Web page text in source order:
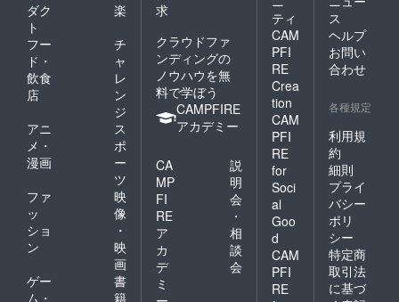
ダク
ト
楽
フー
ド・
飲食
店
チ
ャ
レ
ン
ジ
アニ
メ・
漫画
ス
ポ
ー
ツ
ファ
ッ
ショ
ン
映
像
・
映
画
ゲー
ム・
書
籍
求
クラウドファ
ンディングの
ノウハウを無
料で学ぼう
CAMPFIRE
アカデミー
CA
MP
FI
RE
ア
カ
デ
ミ
説
明
会
・
相
談
会
ティ
CAM
PFI
RE
Crea
tion
CAM
PFI
RE
for
Soci
al
Goo
d
CAM
PFI
RE
ス
ヘルプ
お問い
合わせ
各種規定
利用規
約
細則
プライ
バシー
ポリ
シー
特定商
取引法
に基づ